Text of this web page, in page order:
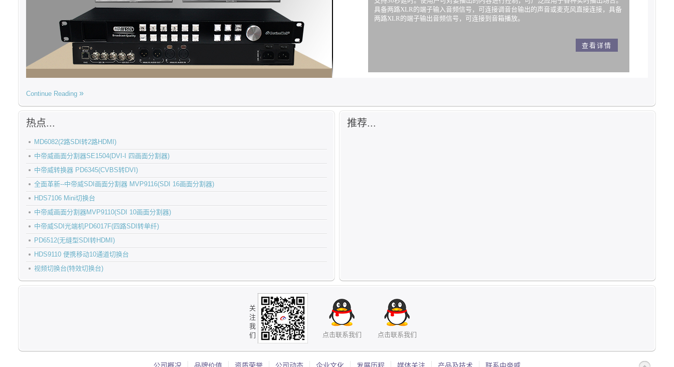
具备两路XLR的端子输入音频信号，可连接调音台输出的声音或麦克风直接连接，具备
两路XLR的端子输出音频信号，可连接到音箱播放。
查看详情
Continue Reading
热点...
MD6082(2路SDI转2路HDMI)
中帝威画面分割器SE1504(DVI-I 四画面分割器)
中帝威转换器 PD6345(CVBS转DVI)
全面革新--中帝威SDI画面分割器 MVP9116(SDI 16画面分割器)
HDS7106 Mini切换台
中帝威画面分割器MVP9110(SDI 10画面分割器)
中帝威SDI光端机PD6017F(四路SDI转单纤)
PD6512(无缝型SDI转HDMI)
HDS9110 便携移动10通道切换台
视频切换台(特效切换台)
推荐...
关
注
我
们
点击联系我们
点击联系我们